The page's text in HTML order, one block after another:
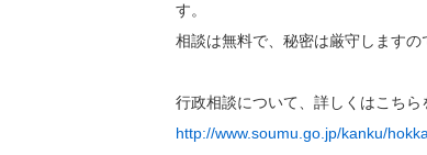
す。
相談は無料で、秘密は厳守しますの
行政相談について、詳しくはこちら
http://www.soumu.go.jp/kanku/